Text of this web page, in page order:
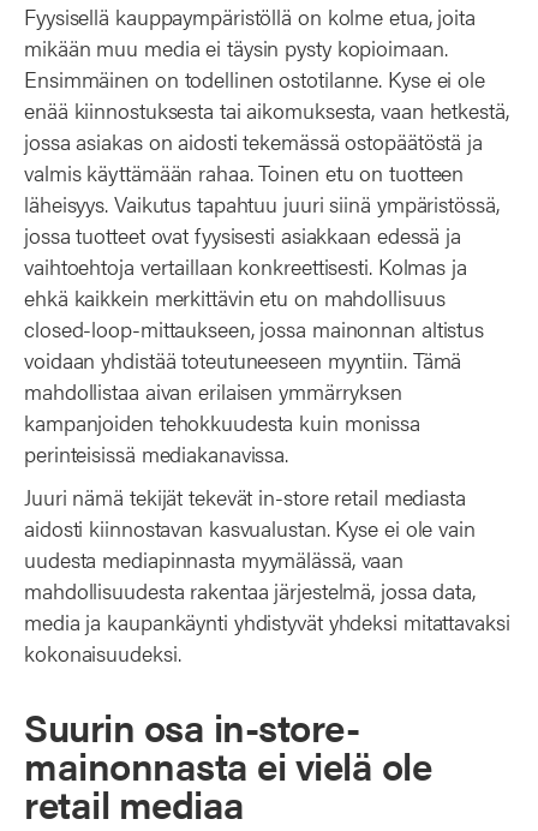
Fyysisellä kauppaympäristöllä on kolme etua, joita
mikään muu media ei täysin pysty kopioimaan.
Ensimmäinen on todellinen ostotilanne. Kyse ei ole
enää kiinnostuksesta tai aikomuksesta, vaan hetkestä,
jossa asiakas on aidosti tekemässä ostopäätöstä ja
valmis käyttämään rahaa. Toinen etu on tuotteen
läheisyys. Vaikutus tapahtuu juuri siinä ympäristössä,
jossa tuotteet ovat fyysisesti asiakkaan edessä ja
vaihtoehtoja vertaillaan konkreettisesti. Kolmas ja
ehkä kaikkein merkittävin etu on mahdollisuus
closed-loop-mittaukseen, jossa mainonnan altistus
voidaan yhdistää toteutuneeseen myyntiin. Tämä
mahdollistaa aivan erilaisen ymmärryksen
kampanjoiden tehokkuudesta kuin monissa
perinteisissä mediakanavissa.
Juuri nämä tekijät tekevät in-store retail mediasta
aidosti kiinnostavan kasvualustan. Kyse ei ole vain
uudesta mediapinnasta myymälässä, vaan
mahdollisuudesta rakentaa järjestelmä, jossa data,
media ja kaupankäynti yhdistyvät yhdeksi mitattavaksi
kokonaisuudeksi.
Suurin osa in-store-
mainonnasta ei vielä ole
retail mediaa